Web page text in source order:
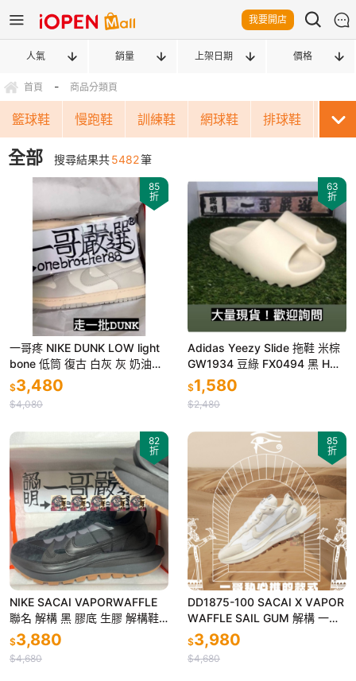
我要開店
首頁 - 商品分類頁
籃球鞋 慢跑鞋 訓練鞋 網球鞋 排球鞋 羽
全部 搜尋結果共5482筆
人氣 銷量 上架日期 價格
85
折
一哥疼 ΝΙΚЕ DUΝΚ LOW light
bone 低筒 復古 白灰 灰 奶油白
骨白 男女 DD1503-107
$3,480
$4,080
63
折
Аdidаs Yeezy Slide 拖鞋 米棕
GW1934 豆綠 FX0494 黑 HQ6
448 骨白 FZ5897
$1,580
$2,480
82
折
NIKE SΑСΑΙ VAPORWΑFFLE
聯名 解構 黑 膠底 生膠 解構鞋
男女 休閒 厚底 DD1875 001
$3,880
$4,680
85
折
DD1875-100 SΑСΑΙ X VΑPOR
WΑFFLE SAIL GUM 解構 一哥
白 米白 膠底 生膠底 男女
$3,980
$4,680